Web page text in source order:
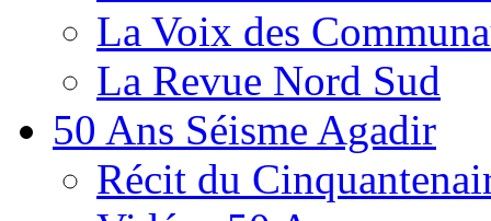
La Voix des
La Revue Nord Sud
50 Ans Séisme Agadir
Récit du